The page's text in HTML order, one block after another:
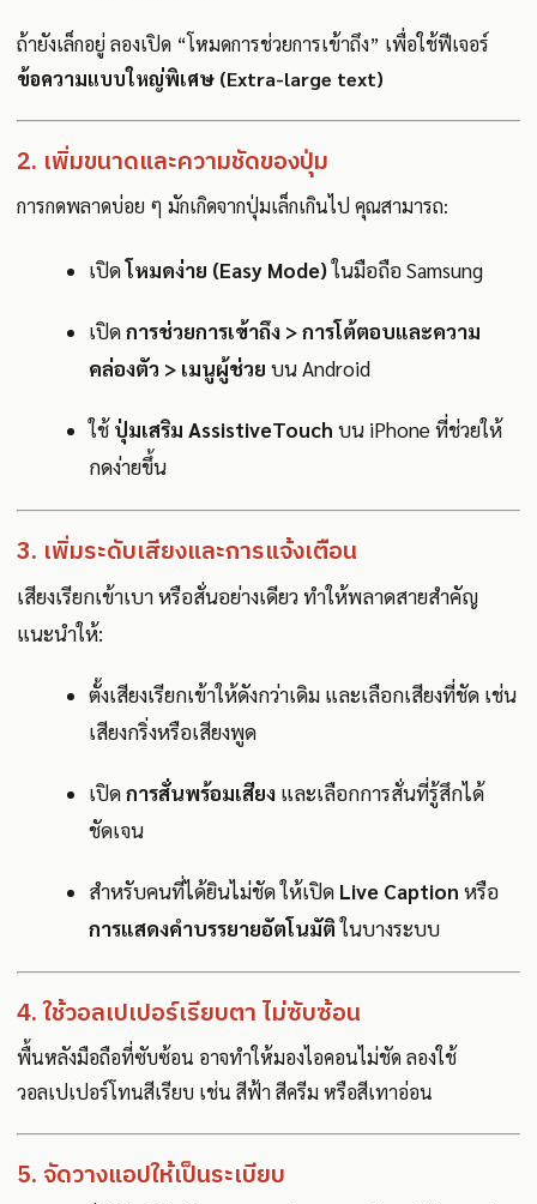
ถ้ายังเล็กอยู่ ลองเปิด “โหมดการช่วยการเข้าถึง” เพื่อใช้ฟีเจอร์
ข้อความแบบใหญ่พิเศษ (Extra-large text)
2. เพิ่มขนาดและความชัดของปุ่ม
การกดพลาดบ่อย ๆ มักเกิดจากปุ่มเล็กเกินไป คุณสามารถ:
เปิดโหมดง่าย (Easy Mode)ในมือถือ Samsung
เปิดการช่วยการเข้าถึง > การโต้ตอบและความ
คล่องตัว > เมนูผู้ช่วย บน Android
ใช้ปุ่มเสริม AssistiveTouch บน iPhone ที่ช่วยให้
กดง่ายขึ้น
3. เพิ่มระดับเสียงและการแจ้งเตือน
เสียงเรียกเข้าเบา หรือสั่นอย่างเดียว ทำให้พลาดสายสำคัญ
แนะนำให้:
ตั้งเสียงเรียกเข้าให้ดังกว่าเดิม และเลือกเสียงที่ชัด เช่น
เสียงกริ่งหรือเสียงพูด
เปิดการสั่นพร้อมเสียง และเลือกการสั่นที่รู้สึกได้
ชัดเจน
สำหรับคนที่ได้ยินไม่ชัด ให้เปิด Live Caption หรือ
การแสดงคำบรรยายอัตโนมัติในบางระบบ
4. ใช้วอลเปเปอร์เรียบตา ไม่ซับซ้อน
พื้นหลังมือถือที่ซับซ้อน อาจทำให้มองไอคอนไม่ชัด ลองใช้
วอลเปเปอร์โทนสีเรียบ เช่น สีฟ้า สีครีม หรือสีเทาอ่อน
5. จัดวางแอปให้เป็นระเบียบ